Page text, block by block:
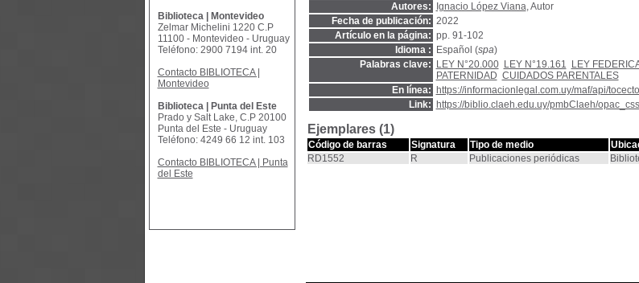
Autores:
Ignacio López Viana, Autor
Fecha de publicación: 2022
Artículo en la página: pp. 91-102
Idioma :
Español (spa)
Palabras clave:
LEY N°20.000 LEY N°19.161 LEY
PATERNIDAD CUIDADOS PARENTALES
En línea:
https://informacionlegal.com.uy/maf/api/
Link:
https://biblio.claeh.edu.uy/pmbClaeh/
Ejemplares (1)
Código de barras Signatura Tipo de medio
RD1552
R Publicaciones periódicas
Biblioteca | Montevideo
Zelmar Michelini 1220 C.P
11100 - Montevideo - Uruguay
Teléfono: 2900 7194 int. 20
Contacto BIBLIOTECA |
Montevideo
Biblioteca | Punta del Este
Prado y Salt Lake, C.P 20100
Punta del Este - Uruguay
Teléfono: 4249 66 12 int. 103
Contacto BIBLIOTECA | Punta
del Este